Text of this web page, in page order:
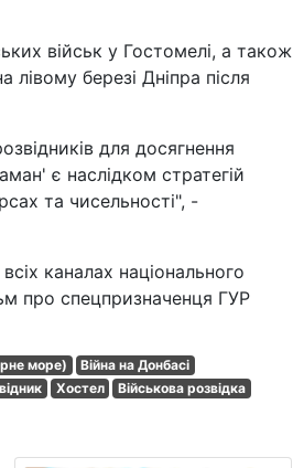
військ у Гостомелі, а також
лівому березі Дніпра після
для досягнення
є наслідком стратегій
та чисельності", -
каналах національного
про спецпризначенця ГУР
море)
Війна на Донбасі
Хостел Військова розвідка